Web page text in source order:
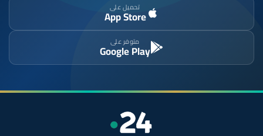
تحميل على
App Store
متوفر على
Google Play